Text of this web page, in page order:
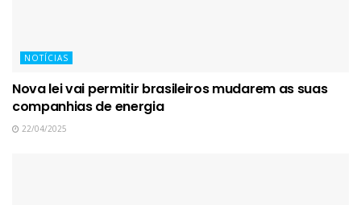
NOTÍCIAS
Nova lei vai permitir brasileiros mudarem as suas
companhias de energia
22/04/2025